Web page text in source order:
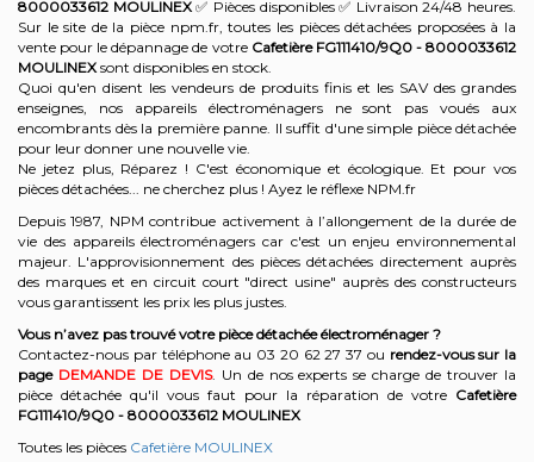
8000033612 MOULINEX✅ Pièces disponibles ✅ Livraison 24/48 heures.
Sur le site de la pièce npm.fr, toutes les pièces détachées proposées à la
vente pour le dépannage de votre Cafetière FG111410/9Q0 - 8000033612
MOULINEXsont disponibles en stock.
Quoi qu'en disent les vendeurs de produits finis et les SAV des grandes
enseignes, nos appareils électroménagers ne sont pas voués aux
encombrants dès la première panne. Il suffit d'une simple pièce détachée
pour leur donner une nouvelle vie.
Ne jetez plus, Réparez ! C'est économique et écologique. Et pour vos
pièces détachées... ne cherchez plus ! Ayez le réflexe NPM.fr
Depuis 1987, NPM contribue activement à l’allongement de la durée de
vie des appareils électroménagers car c'est un enjeu environnemental
majeur. L'approvisionnement des pièces détachées directement auprès
des marques et en circuit court "direct usine" auprès des constructeurs
vous garantissent les prix les plus justes.
Vous n’avez pas trouvé votre pièce détachée électroménager ?
Contactez-nous par téléphone au 03 20 62 27 37 ou rendez-vous sur la
page DEMANDE DE DEVIS. Un de nos experts se charge de trouver la
pièce détachée qu'il vous faut pour la réparation de votre Cafetière
FG111410/9Q0 - 8000033612 MOULINEX
Toutes les pièces Cafetière MOULINEX